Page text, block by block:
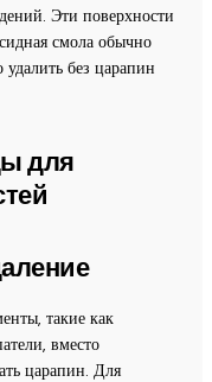
Эти поверхности
смола обычно
без царапин
для
такие как
вместо
царапин. Для